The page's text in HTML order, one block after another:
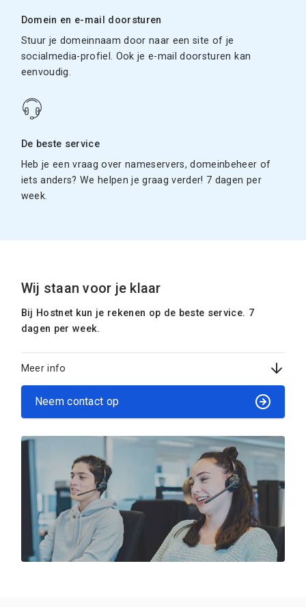
Domein en e-mail doorsturen
Stuur je domeinnaam door naar een site of je
socialmedia-profiel. Ook je e-mail doorsturen kan
eenvoudig.
De beste service
Heb je een vraag over nameservers, domeinbeheer of
iets anders? We helpen je graag verder! 7 dagen per
week.
Wij staan voor je klaar
Bij Hostnet kun je rekenen op de beste service. 7
dagen per week.
Meer info
Neem contact op